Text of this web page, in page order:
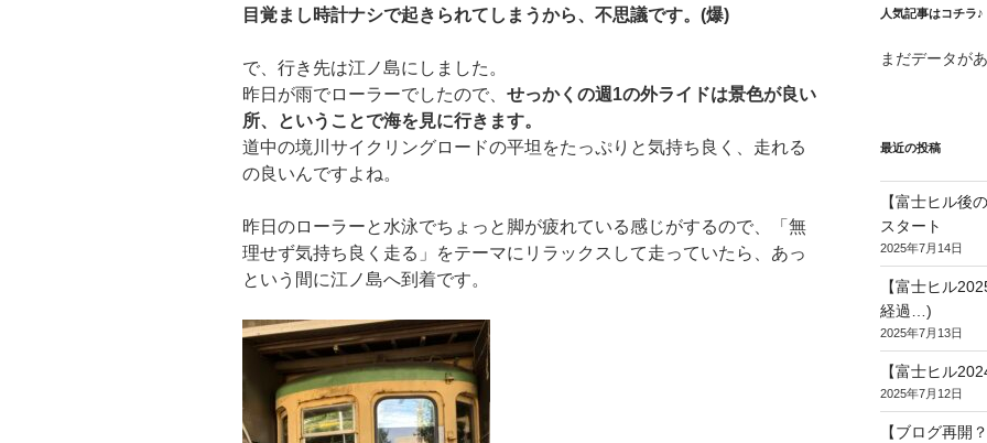
目覚まし時計ナシで起きられてしまうから、不思議です。(爆)
で、行き先は江ノ島にしました。
昨日が雨でローラーでしたので、 せっかくの週1の外ライドは景色が良い
所、ということで海を見に行きます。
道中の境川サイクリングロードの平坦をたっぷりと気持ち良く、走れる
の良いんですよね。
昨日のローラーと水泳でちょっと脚が疲れている感じがするので、「無
理せず気持ち良く走る」をテーマにリラックスして走っていたら、あっ
という間に江ノ島へ到着です。
人気記事はコチラ♪
まだデータが
最近の投稿
【富士ヒル後
スタート
2025年7月14日
【富士ヒル
経過…)
2025年7月13日
【富士ヒル
2025年7月12日
【ブログ再開